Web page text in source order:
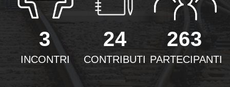
3
INCONTRI
24
CONTRIBUTI
263
PARTECIPANTI